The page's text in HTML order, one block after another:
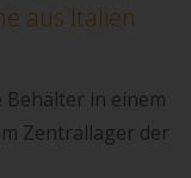
aus Italien
in einem
Zentrallager der